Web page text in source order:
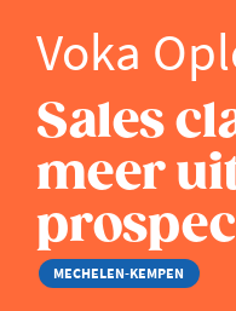
Voka
Sales
meer
MECHELEN-KEMPEN